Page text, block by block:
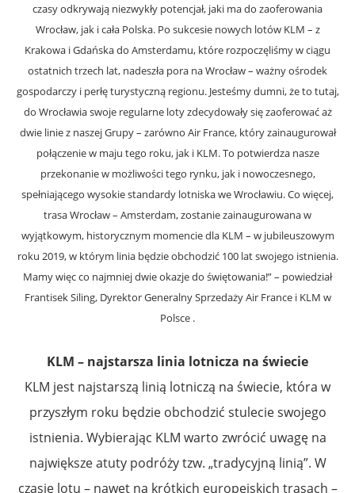
czasy odkrywają niezwykły potencjał, jaki ma do zaoferowania
Wrocław, jak i cała Polska. Po sukcesie nowych lotów KLM – z
Krakowa i Gdańska do Amsterdamu, które rozpoczęliśmy w ciągu
ostatnich trzech lat, nadeszła pora na Wrocław – ważny ośrodek
gospodarczy i perłę turystyczną regionu. Jesteśmy dumni, że to tutaj,
do Wrocławia swoje regularne loty zdecydowały się zaoferować aż
dwie linie z naszej Grupy – zarówno Air France, który zainaugurował
połączenie w maju tego roku, jak i KLM. To potwierdza nasze
przekonanie w możliwości tego rynku, jak i nowoczesnego,
spełniającego wysokie standardy lotniska we Wrocławiu. Co więcej,
trasa Wrocław – Amsterdam, zostanie zainaugurowana w
wyjątkowym, historycznym momencie dla KLM – w jubileuszowym
roku 2019, w którym linia będzie obchodzić 100 lat swojego istnienia.
Mamy więc co najmniej dwie okazje do świętowania!” – powiedział
Frantisek Siling, Dyrektor Generalny Sprzedaży Air France i KLM w
Polsce .
KLM – najstarsza linia lotnicza na świecie
KLM jest najstarszą linią lotniczą na świecie, która w
przyszłym roku będzie obchodzić stulecie swojego
istnienia. Wybierając KLM warto zwrócić uwagę na
największe atuty podróży tzw. „tradycyjną linią”. W
czasie lotu – nawet na krótkich europejskich trasach –